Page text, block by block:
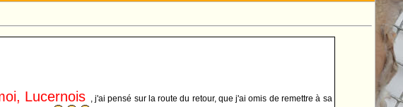
Lucernois , j'ai pensé sur la route du retour, que j'ai omis de remettre à sa